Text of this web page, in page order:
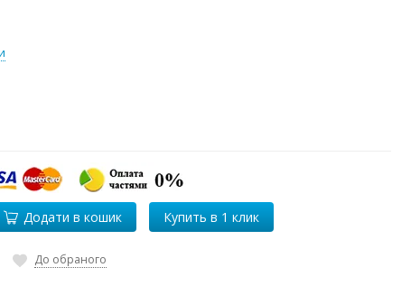
Додати в кошик
До обраного